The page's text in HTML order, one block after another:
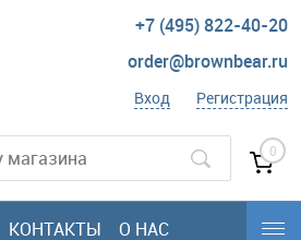
+7 (495) 822-40-20
order@brownbear.ru
Вход Регистрация
0
КОНТАКТЫ О НАС